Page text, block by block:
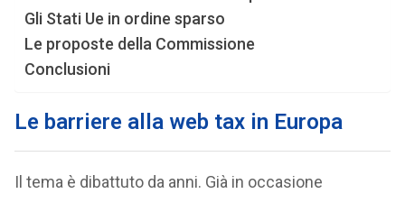
Gli Stati Ue in ordine sparso
Le proposte della Commissione
Conclusioni
Le barriere alla web tax in Europa
Il tema è dibattuto da anni. Già in occasione